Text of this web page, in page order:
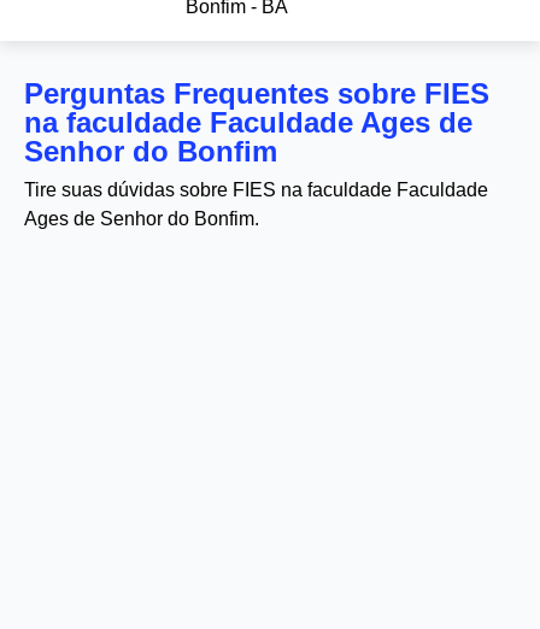
Bonfim - BA
Perguntas Frequentes sobre FIES
na faculdade Faculdade Ages de
Senhor do Bonfim
Tire suas dúvidas sobre FIES na faculdade Faculdade
Ages de Senhor do Bonfim.